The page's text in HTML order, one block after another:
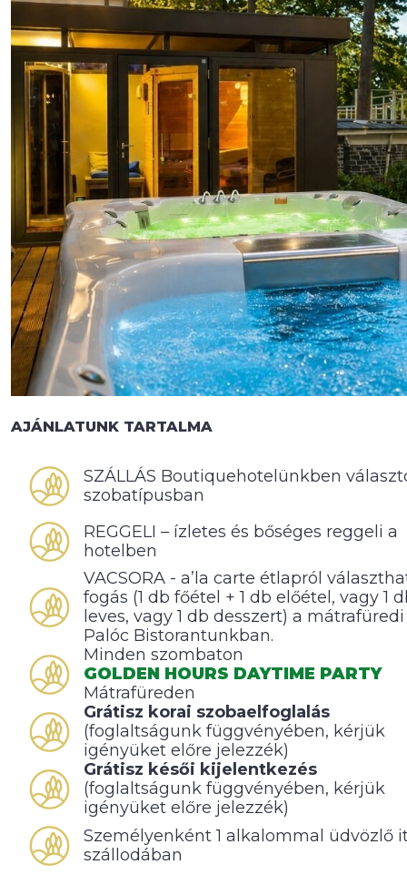
AJÁNLATUNK TARTALMA
SZÁLLÁS Boutiquehotelünkben
szobatípusban
REGGELI – ízletes és bőséges reggeli a
hotelben
VACSORA - a’la carte étlapról
fogás (1 db főétel + 1 db előétel, vagy 1
leves, vagy 1 db desszert) a mátrafüredi
Palóc Bistorantunkban.
Minden szombaton
GOLDEN HOURS DAYTIME PARTY
Mátrafüreden
Grátisz korai szobaelfoglalás
(foglaltságunk függvényében, kérjük
igényüket előre jelezzék)
Grátisz késői kijelentkezés
(foglaltságunk függvényében, kérjük
igényüket előre jelezzék)
Személyenként 1 alkalommal üdvözlő
szállodában